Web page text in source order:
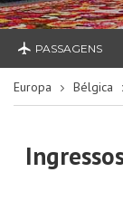
PASSAGENS
Europa Bélgica